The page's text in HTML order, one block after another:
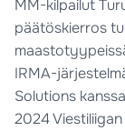
MM-kilpailut
päätöskierros
IRMA-
Solutions
2024